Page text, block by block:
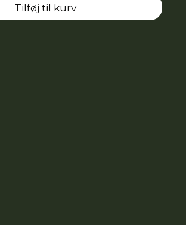
Tilføj til kurv